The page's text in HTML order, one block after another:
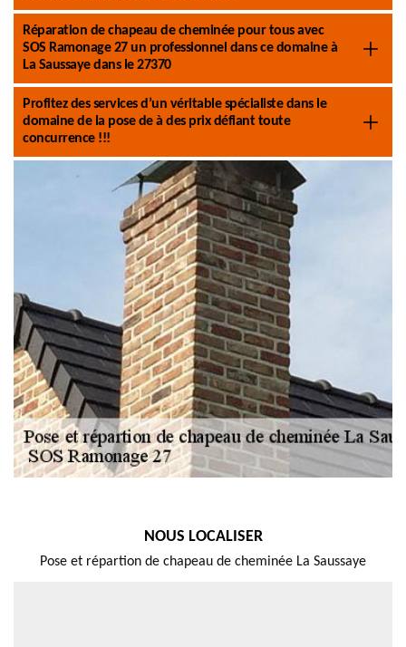
Réparation de chapeau de cheminée pour tous avec
SOS Ramonage 27 un professionnel dans ce domaine à
La Saussaye dans le 27370
Profitez des services d’un véritable spécialiste dans le
domaine de la pose de à des prix défiant toute
concurrence !!!
NOUS LOCALISER
Pose et répartion de chapeau de cheminée La Saussaye